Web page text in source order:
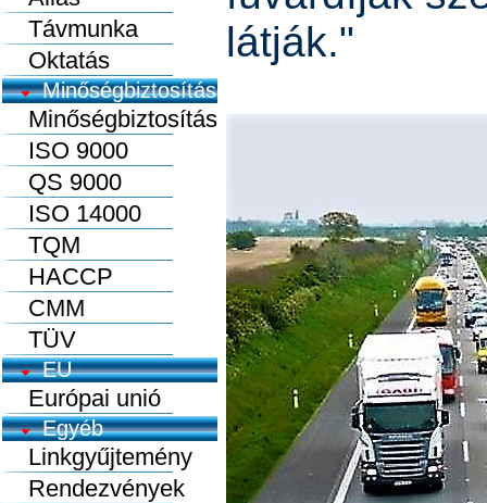
Távmunka
Oktatás
Minőségbiztosítás
Minőségbiztosítás
ISO 9000
QS 9000
ISO 14000
TQM
HACCP
CMM
TÜV
EU
Európai unió
Egyéb
Linkgyűjtemény
Rendezvények
látják."